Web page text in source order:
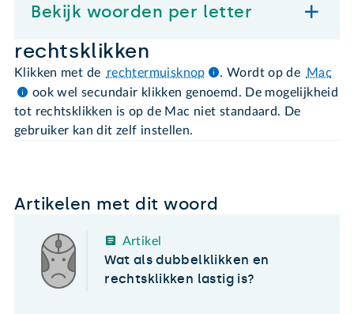
Bekijk woorden per letter
rechtsklikken
Klikken met de rechtermuisknop . Wordt op de
Mac
ook wel secundair klikken genoemd. De mogelijkheid
tot rechtsklikken is op de Mac niet standaard. De
gebruiker kan dit zelf instellen.
Artikelen met dit woord
Artikel
Wat als dubbelklikken en
rechtsklikken lastig is?